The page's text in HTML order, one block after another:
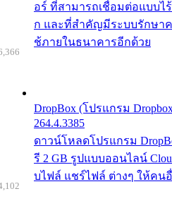
อร์ ที่สามารถเชื่อมต่อแบบไ
ก และที่สำคัญมีระบบรักษา
ช้ภายในธนาคารอีกด้วย
DropBox (โปรแกรม
264.4.3385
ดาวน์โหลดโปรแกรม
รี 2 GB รูปแบบออนไลน์
บไฟล์ แชร์ไฟล์ ต่างๆ ให้คน